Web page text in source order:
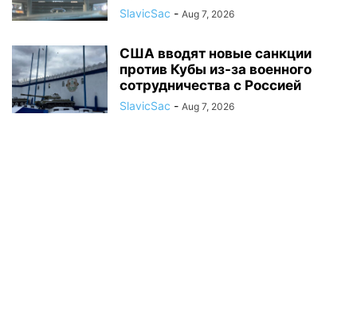
SlavicSac - Aug 7, 2026
США вводят новые санкции
против Кубы из-за военного
сотрудничества с Россией
SlavicSac - Aug 7, 2026